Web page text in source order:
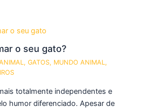
o seu gato?
,GATOS, MUNDO ANIMAL,
totalmente independentes e
humor diferenciado. Apesar de